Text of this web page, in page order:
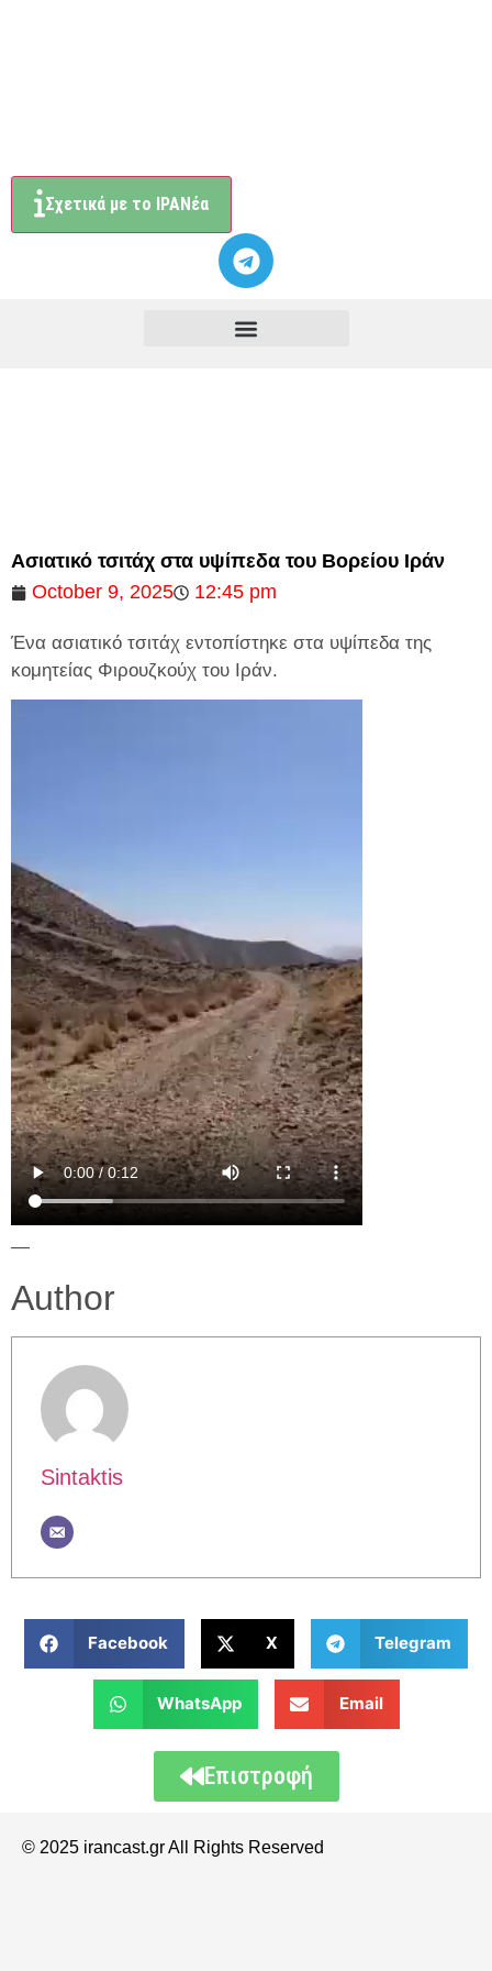
Σχετικά με το ΙΡΑΝέα
Ασιατικό τσιτάχ στα υψίπεδα του Βορείου Ιράν
October 9, 2025
12:45 pm
Ένα ασιατικό τσιτάχ εντοπίστηκε στα υψίπεδα της
κομητείας Φιρουζκούχ του Ιράν.
—
Author
Sintaktis
Facebook X Telegram
WhatsApp Email
Επιστροφή
© 2025 irancast.gr All Rights Reserved